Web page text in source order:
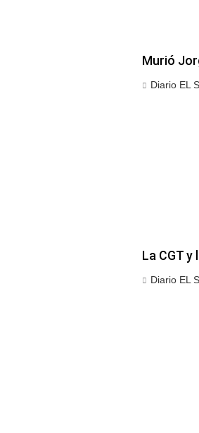
Murió
Diario EL
La CGT
Diario EL